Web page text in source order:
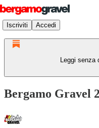
Iscriviti Accedi
Leggi senza
Bergamo Gravel